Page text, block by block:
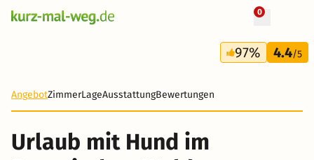
0
8 Tage
615 €
97% 4.4/5
AngebotZimmerLageAusstattungBewertungen
Urlaub mit Hund im